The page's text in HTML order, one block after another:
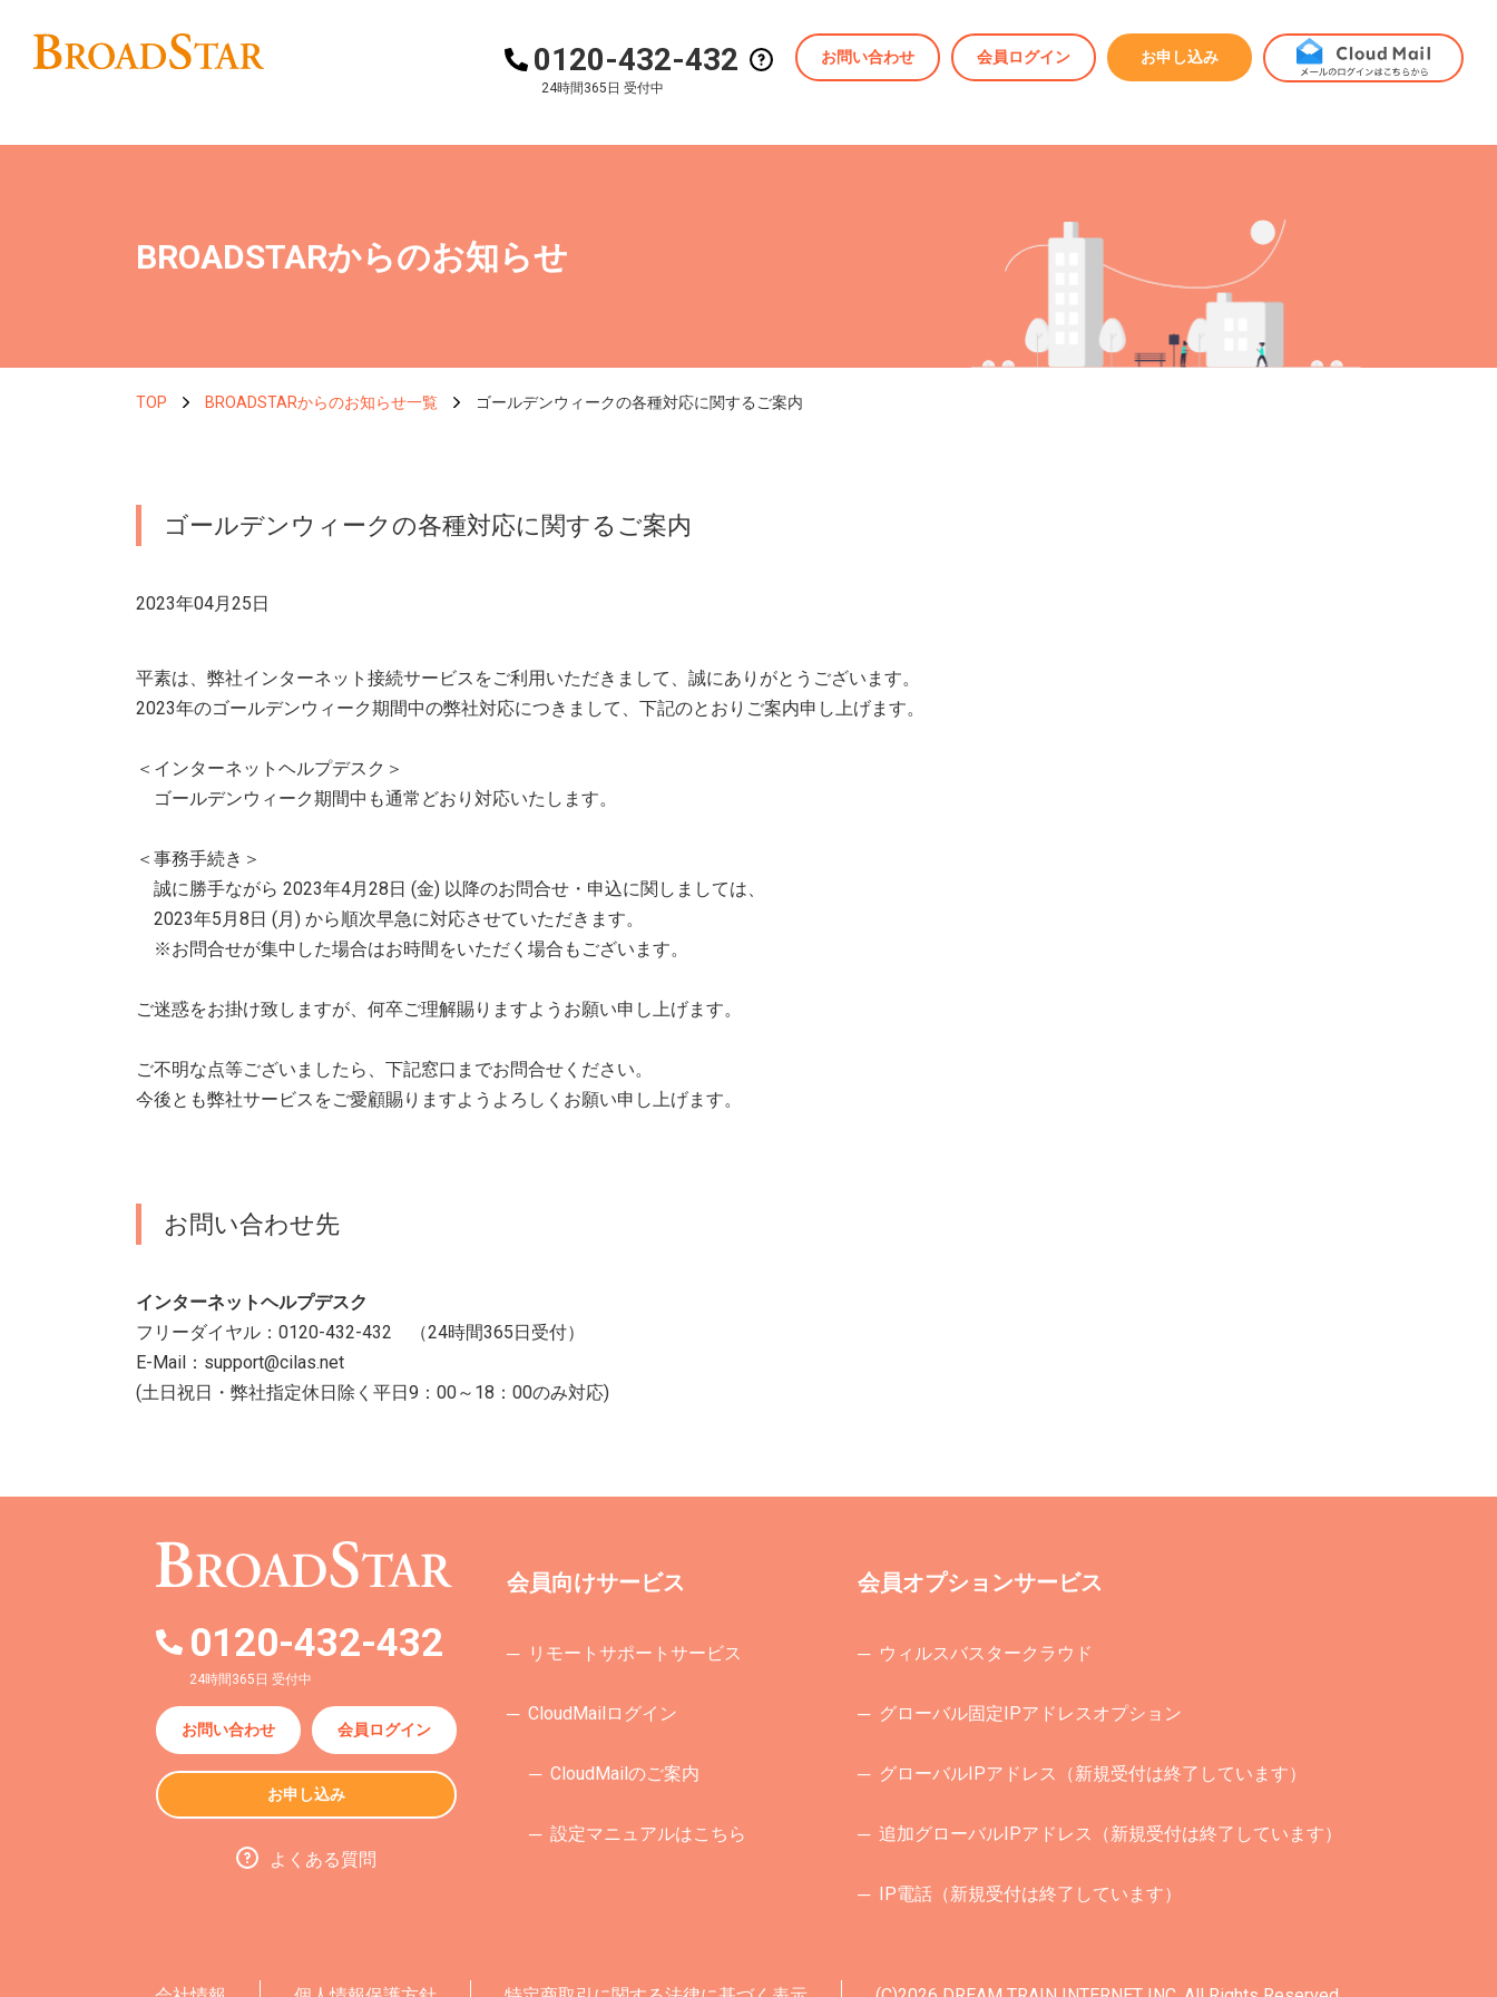
0120-432-432
24時間365日 受付中
お問い合わせ 会員ログイン お申し込み
BROADSTARからのお知らせ
TOP BROADSTARからのお知らせ一覧 ゴールデンウィークの各種対応に関するご案内
ゴールデンウィークの各種対応に関するご案内
2023年04月25日
平素は、弊社インターネット接続サービスをご利用いただきまして、誠にありがとうございます。
2023年のゴールデンウィーク期間中の弊社対応につきまして、下記のとおりご案内申し上げます。
＜インターネットヘルプデスク＞
ゴールデンウィーク期間中も通常どおり対応いたします。
＜事務手続き＞
誠に勝手ながら 2023年4月28日 (金) 以降のお問合せ・申込に関しましては、
2023年5月8日 (月) から順次早急に対応させていただきます。
※お問合せが集中した場合はお時間をいただく場合もございます。
ご迷惑をお掛け致しますが、何卒ご理解賜りますようお願い申し上げます。
ご不明な点等ございましたら、下記窓口までお問合せください。
今後とも弊社サービスをご愛顧賜りますようよろしくお願い申し上げます。
お問い合わせ先
インターネットヘルプデスク
フリーダイヤル：0120-432-432 （24時間365日受付）
E-Mail：support@cilas.net
(土日祝日・弊社指定休日除く平日9：00～18：00のみ対応)
0120-432-432
24時間365日 受付中
お問い合わせ 会員ログイン
お申し込み
よくある質問
会員向けサービス
─ リモートサポートサービス
─ CloudMailログイン
─ CloudMailのご案内
─ 設定マニュアルはこちら
会員オプションサービス
─ ウィルスバスタークラウド
─ グローバル固定IPアドレスオプション
─ グローバルIPアドレス （新規受付は終了しています）
─ 追加グローバルIPアドレス （新規受付は終了しています）
─ IP電話（新規受付は終了しています）